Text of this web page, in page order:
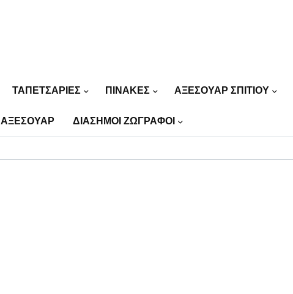
ΤΑΠΕΤΣΑΡΙΕΣ ΠΙΝΑΚΕΣ ΑΞΕΣΟΥΑΡ ΣΠΙΤΙΟΥ
ΑΞΕΣΟΥΑΡ ΔΙΑΣΗΜΟΙ ΖΩΓΡΑΦΟΙ